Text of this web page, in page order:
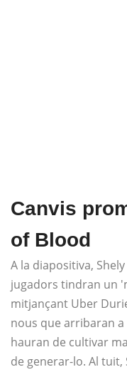
Canvis
of Blood
A la diapositiva,
jugadors tindran un
mitjançant Uber
nous que arribaran
hauran de cultivar
de generar-lo. Al